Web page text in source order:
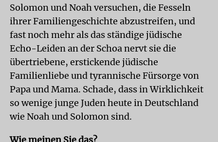
Solomon und Noah versuchen, die Fesseln
ihrer Familiengeschichte abzustreifen, und
fast noch mehr als das ständige jüdische
Echo-Leiden an der Schoa nervt sie die
übertriebene, erstickende jüdische
Familienliebe und tyrannische Fürsorge von
Papa und Mama. Schade, dass in Wirklichkeit
so wenige junge Juden heute in Deutschland
wie Noah und Solomon sind.